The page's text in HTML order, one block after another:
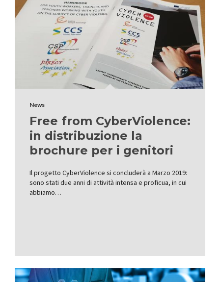
News
Free from CyberViolence:
in distribuzione la
brochure per i genitori
Il progetto CyberViolence si concluderà a Marzo 2019:
sono stati due anni di attività intensa e proficua, in cui
abbiamo…